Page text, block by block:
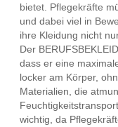
bietet. Pflegekräfte
und dabei viel in
ihre Kleidung nicht
Der
dass er eine
locker am Körper,
Materialien, die
wichtig, da